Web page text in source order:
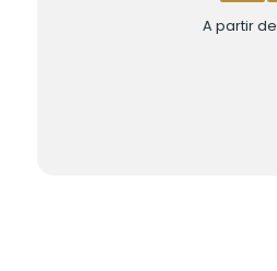
A partir de